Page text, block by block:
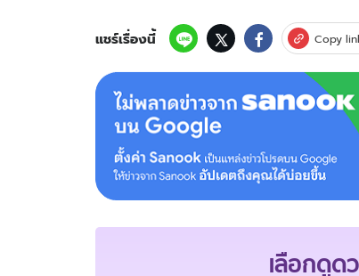
แชร์เรื่องนี้ Copy
เลือกดูด